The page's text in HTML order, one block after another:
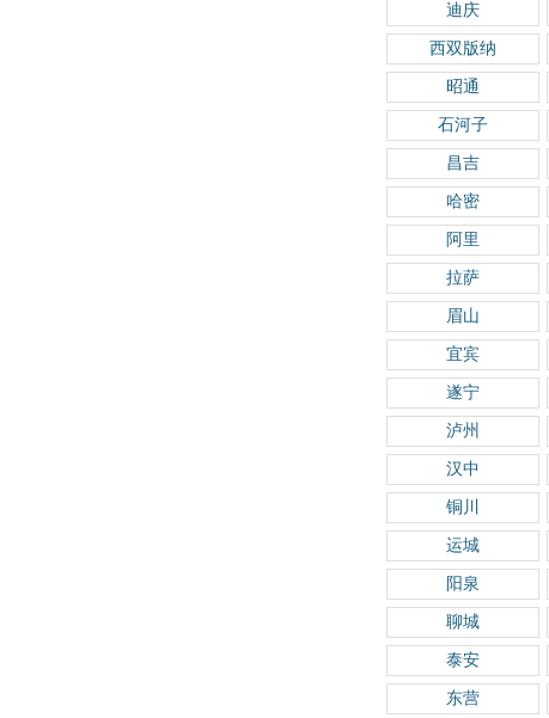
迪庆
西双版纳
昭通
石河子
昌吉
哈密
阿里
拉萨
眉山
宜宾
遂宁
泸州
汉中
铜川
运城
阳泉
聊城
泰安
东营